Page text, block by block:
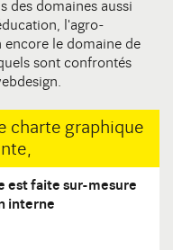
des domaines aussi
l'agro-
le domaine de
sont confrontés
charte graphique
est faite sur-mesure
interne